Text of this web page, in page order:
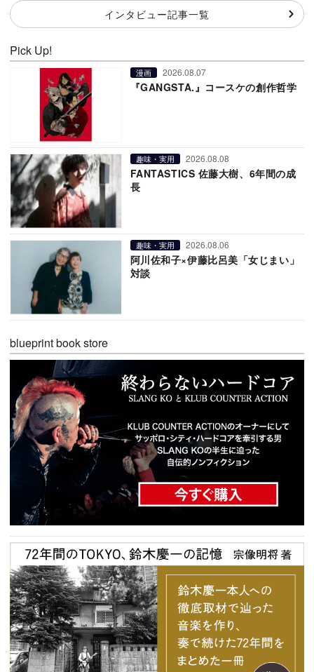
インタビュー記事一覧
Pick Up!
漫画 2026.08.07
『GANGSTA.』コースケの創作哲学
趣味・実用 2026.08.08
FANTASTICS 佐藤大樹、6年間の成
長
趣味・実用 2026.08.06
阿川佐和子×伊藤比呂美「女じまい」
対談
blueprint book store